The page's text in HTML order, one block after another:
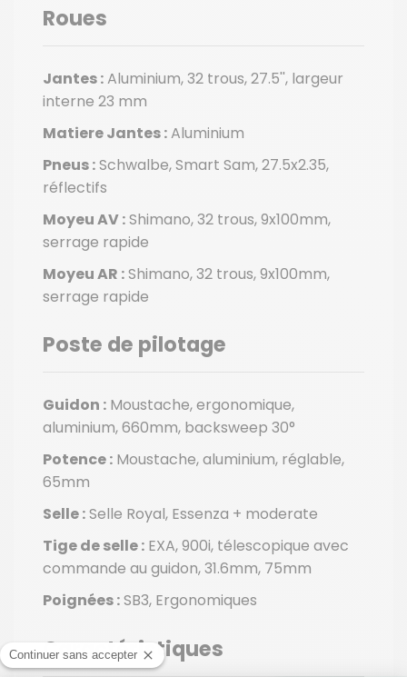
Roues
Jantes :Aluminium, 32 trous, 27.5'', largeur
interne 23 mm
Matiere Jantes :Aluminium
Pneus :Schwalbe, Smart Sam, 27.5x2.35,
réflectifs
Moyeu AV :Shimano, 32 trous, 9x100mm,
serrage rapide
Moyeu AR :Shimano, 32 trous, 9x100mm,
serrage rapide
Poste de pilotage
Guidon : Moustache, ergonomique,
aluminium, 660mm, backsweep 30°
Potence : Moustache, aluminium, réglable,
65mm
Selle :Selle Royal, Essenza + moderate
Tige de selle : EXA, 900i, télescopique avec
commande au guidon, 31.6mm, 75mm
Poignées :SB3, Ergonomiques
Caractéristiques